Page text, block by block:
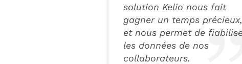
solution Kelio nous fait
gagner un temps précieux,
et nous permet de
les données de nos
collaborateurs.